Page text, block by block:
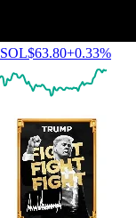
SOL$63.80+0.33%